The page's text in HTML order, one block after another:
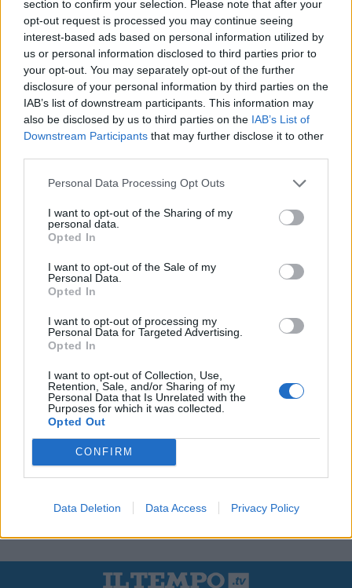
section to confirm your selection. Please note that after your
opt-out request is processed you may continue seeing
interest-based ads based on personal information utilized by
us or personal information disclosed to third parties prior to
your opt-out. You may separately opt-out of the further
disclosure of your personal information by third parties on the
IAB’s list of downstream participants. This information may
also be disclosed by us to third parties on the IAB’s List of
Downstream Participants that may further disclose it to other
Personal Data Processing Opt Outs
I want to opt-out of the Sharing of my
personal data.
Opted In
I want to opt-out of the Sale of my
Personal Data.
Opted In
I want to opt-out of processing my
Personal Data for Targeted Advertising.
Opted In
I want to opt-out of Collection, Use,
Retention, Sale, and/or Sharing of my
Personal Data that Is Unrelated with the
Purposes for which it was collected.
Opted Out
CONFIRM
Data Deletion Data Access Privacy Policy